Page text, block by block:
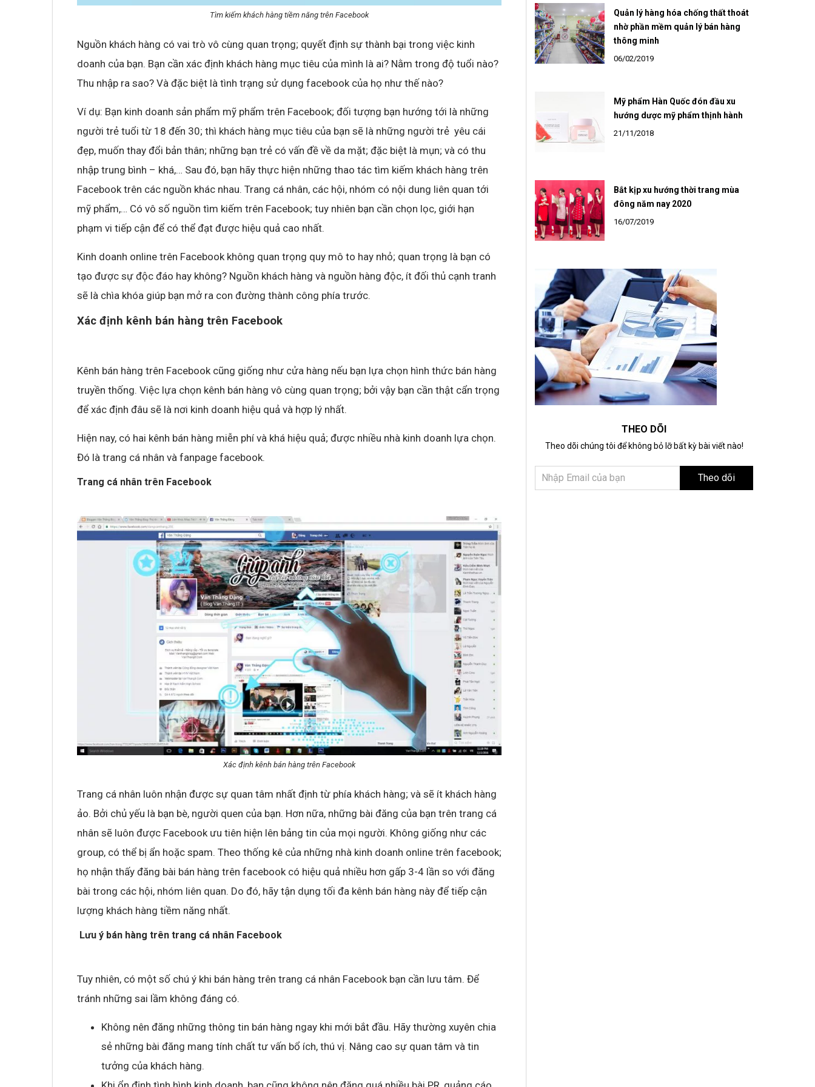
Tìm kiếm khách hàng tiềm năng trên Facebook
Nguồn khách hàng có vai trò vô cùng quan trọng; quyết định sự thành bại trong việc kinh
doanh của bạn. Bạn cần xác định khách hàng mục tiêu của mình là ai? Nằm trong độ tuổi nào?
Thu nhập ra sao? Và đặc biệt là tình trạng sử dụng facebook của họ như thế nào?
Ví dụ: Bạn kinh doanh sản phẩm mỹ phẩm trên Facebook; đối tượng bạn hướng tới là những
người trẻ tuổi từ 18 đến 30; thì khách hàng mục tiêu của bạn sẽ là những người trẻ yêu cái
đẹp, muốn thay đổi bản thân; những bạn trẻ có vấn đề về da mặt; đặc biệt là mụn; và có thu
nhập trung bình – khá,… Sau đó, bạn hãy thực hiện những thao tác tìm kiếm khách hàng trên
Facebook trên các nguồn khác nhau. Trang cá nhân, các hội, nhóm có nội dung liên quan tới
mỹ phẩm,… Có vô số nguồn tìm kiếm trên Facebook; tuy nhiên bạn cần chọn lọc, giới hạn
phạm vi tiếp cận để có thể đạt được hiệu quả cao nhất.
Kinh doanh online trên Facebook không quan trọng quy mô to hay nhỏ; quan trọng là bạn có
tạo được sự độc đáo hay không? Nguồn khách hàng và nguồn hàng độc, ít đối thủ cạnh tranh
sẽ là chìa khóa giúp bạn mở ra con đường thành công phía trước.
Xác định kênh bán hàng trên Facebook
Kênh bán hàng trên Facebook cũng giống như cửa hàng nếu bạn lựa chọn hình thức bán hàng
truyền thống. Việc lựa chọn kênh bán hàng vô cùng quan trọng; bởi vậy bạn cần thật cẩn trọng
để xác định đâu sẽ là nơi kinh doanh hiệu quả và hợp lý nhất.
Hiện nay, có hai kênh bán hàng miễn phí và khá hiệu quả; được nhiều nhà kinh doanh lựa chọn.
Đó là trang cá nhân và fanpage facebook.
Trang cá nhân trên Facebook
Xác định kênh bán hàng trên Facebook
Trang cá nhân luôn nhận được sự quan tâm nhất định từ phía khách hàng; và sẽ ít khách hàng
ảo. Bởi chủ yếu là bạn bè, người quen của bạn. Hơn nữa, những bài đăng của bạn trên trang cá
nhân sẽ luôn được Facebook ưu tiên hiện lên bảng tin của mọi người. Không giống như các
group, có thể bị ẩn hoặc spam. Theo thống kê của những nhà kinh doanh online trên facebook;
họ nhận thấy đăng bài bán hàng trên facebook có hiệu quả nhiều hơn gấp 3-4 lần so với đăng
bài trong các hội, nhóm liên quan. Do đó, hãy tận dụng tối đa kênh bán hàng này để tiếp cận
lượng khách hàng tiềm năng nhất.
Lưu ý bán hàng trên trang cá nhân Facebook
Tuy nhiên, có một số chú ý khi bán hàng trên trang cá nhân Facebook bạn cần lưu tâm. Để
tránh những sai lầm không đáng có.
Không nên đăng những thông tin bán hàng ngay khi mới bắt đầu. Hãy thường xuyên chia
sẻ những bài đăng mang tính chất tư vấn bổ ích, thú vị. Nâng cao sự quan tâm và tin
tưởng của khách hàng.
Quản lý hàng hóa chống thất thoát
nhờ phần mềm quản lý bán hàng
Mỹ phẩm Hàn Quốc đón đầu xu
Bắt kịp xu hướng thời trang mùa
THEO DÕI
Theo dõi